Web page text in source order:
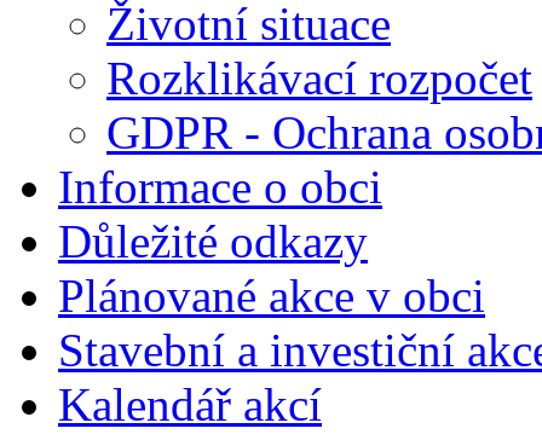
Životní situace
Rozklikávací rozpočet
GDPR - Ochrana
Informace o obci
Důležité odkazy
Plánované akce v obci
Stavební a investiční
Kalendář akcí